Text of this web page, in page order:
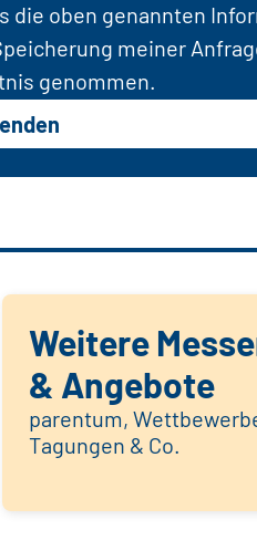
die oben genannten
meiner
genommen.
Weitere
& Angebote
parentum,
Tagungen & Co.